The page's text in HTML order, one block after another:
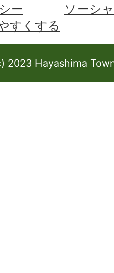
ー
ソーシ
すくする
2023 Hayashima